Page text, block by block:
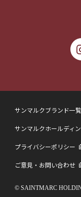
サンマルクブランド一
サンマルクホールディ
プライバシーポリシー
ご意見・お問い合わせ
© SAINTMARC